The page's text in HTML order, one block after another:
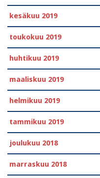
kesäkuu 2019
toukokuu 2019
huhtikuu 2019
maaliskuu 2019
helmikuu 2019
tammikuu 2019
joulukuu 2018
marraskuu 2018